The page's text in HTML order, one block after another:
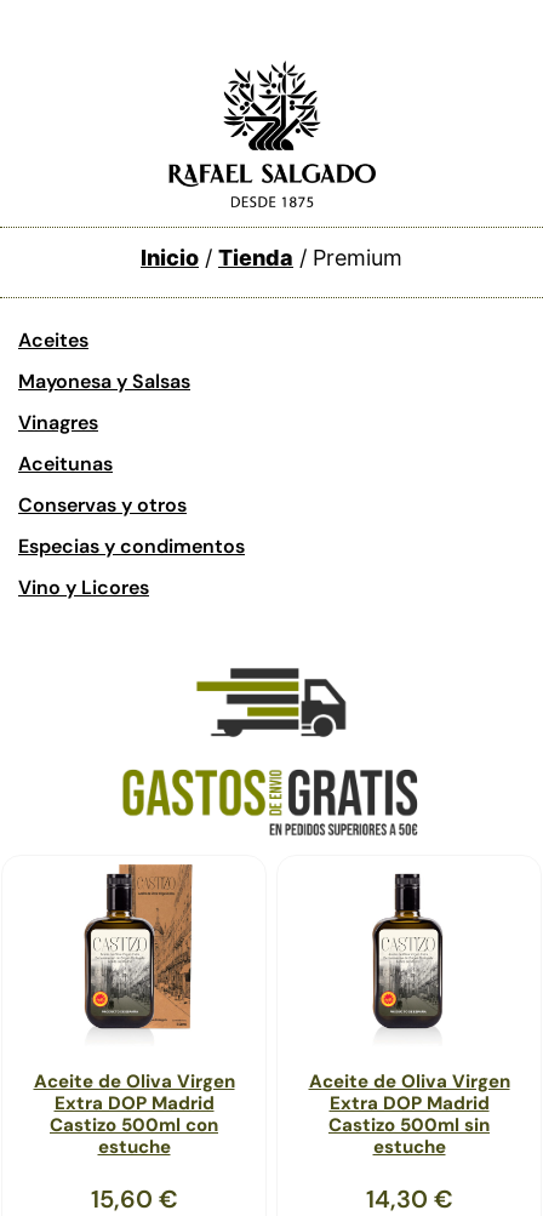
Inicio / Tienda / Premium
Aceites
Mayonesa y Salsas
Vinagres
Aceitunas
Conservas y otros
Especias y condimentos
Vino y Licores
Aceite de Oliva Virgen
Extra DOP Madrid
Castizo 500ml con
estuche
15,60 €
Aceite de Oliva Virgen
Extra DOP Madrid
Castizo 500ml sin
estuche
14,30 €